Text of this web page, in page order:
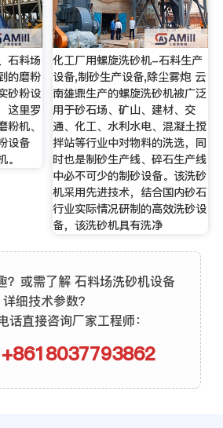
石料场
的磨粉
砂粉设
这里罗
机、
设备
化工厂用螺旋洗砂机-石料生产
设备,制砂生产设备,除尘雾炮 云
南雄鼎生产的螺旋洗砂机被广泛
用于砂石场、矿山、建材、交
通、化工、水利水电、混凝土搅
拌站等行业中对物料的洗选，同
时也是制砂生产线、碎石生产线
中必不可少的制砂设备。该洗砂
机采用先进技术，结合国内砂石
行业实际情况研制的高效洗砂设
备，该洗砂机具有洗净
？或需了解 石料场洗砂机设备
详细技术参数？
话直接咨询厂家工程师：
+8618037793862